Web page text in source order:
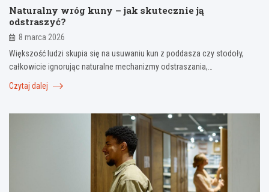
Naturalny wróg kuny – jak skutecznie ją
odstraszyć?
8 marca 2026
Większość ludzi skupia się na usuwaniu kun z poddasza czy stodoły,
całkowicie ignorując naturalne mechanizmy odstraszania,…
Czytaj dalej